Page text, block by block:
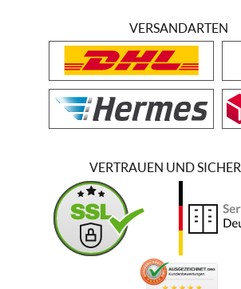
VERSANDARTEN
VERTRAUEN UND